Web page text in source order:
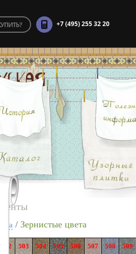
+7 (495) 255 32 20
игры,
/ Зернистые цвета
502 503 504 505 506 507 508 509